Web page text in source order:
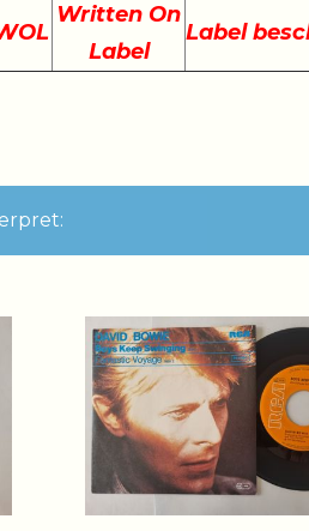
Written On
Label
Label